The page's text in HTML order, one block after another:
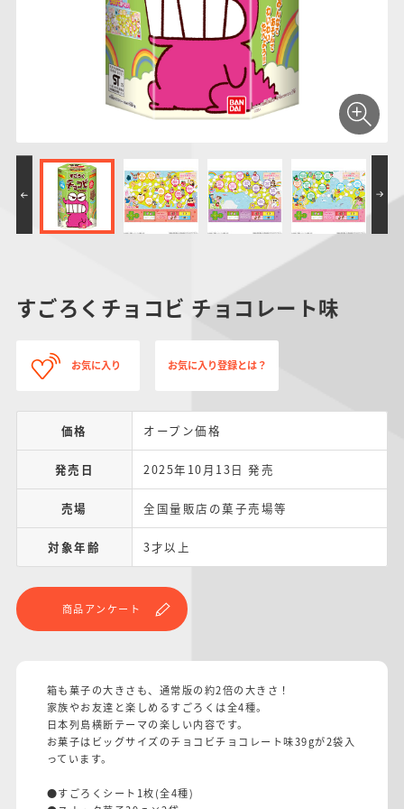
仮面ライダーシリー
PROJECT R.E.D.・
スーパー戦隊シリー
ズ
ガンダムシリーズ
ポケットモンスター
アンパンマン
サンリオキャラクタ
ーズ
キャラパキ
つりグミ
にふぉるめーしょん
＆スクエアシール
SMPシリーズ
ポケモンスケールワ
ールド
キャラデコ
すごろくチョコビ チョコレート味
お気に入り お気に入り登録とは？
価格 オープン価格
発売日 2025年10月13日 発売
売場 全国量販店の菓子売場等
対象年齢 3才以上
商品アンケート
箱も菓子の大きさも、通常版の約2倍の大きさ！
家族やお友達と楽しめるすごろくは全4種。
日本列島横断テーマの楽しい内容です。
お菓子はビッグサイズのチョコビチョコレート味39gが2袋入
っています。
●すごろくシート1枚(全4種)